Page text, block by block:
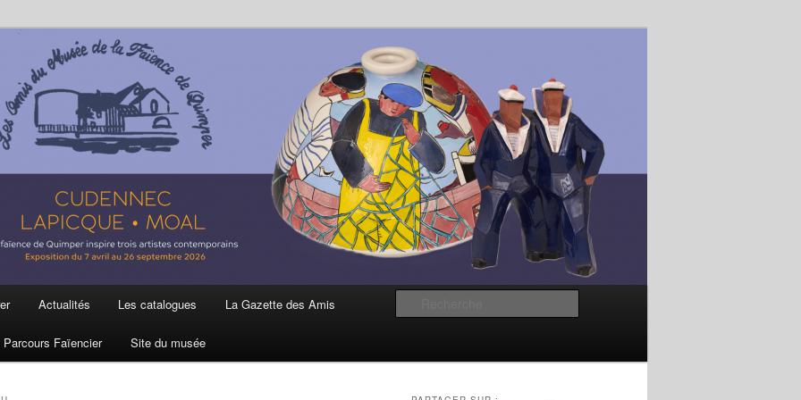
et de la Faïence de Quimper
Actualités Les catalogues La Gazette des Amis
Parcours Faïencier Site du musée